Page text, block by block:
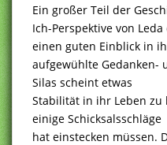
Ein großer Teil der
Ich-Perspektive von
einen guten Einblick in
aufgewühlte Gedanken-
Silas scheint etwas
Stabilität in ihr Leben zu
einige Schicksalsschläge
hat einstecken müssen.